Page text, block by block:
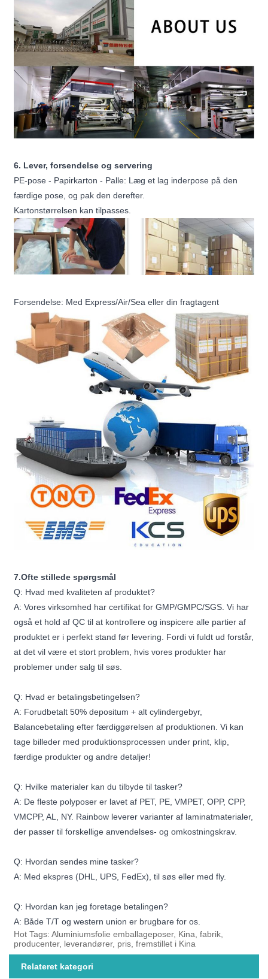
6. Lever, forsendelse og servering
PE-pose - Papirkarton - Palle: Læg et lag inderpose på den
færdige pose, og pak den derefter.
Kartonstørrelsen kan tilpasses.
Forsendelse: Med Express/Air/Sea eller din fragtagent
7.Ofte stillede spørgsmål
Q: Hvad med kvaliteten af ​​produktet?
A: Vores virksomhed har certifikat for GMP/GMPC/SGS. Vi har
også et hold af QC til at kontrollere og inspicere alle partier af
produktet er i perfekt stand før levering. Fordi vi fuldt ud forstår,
at det vil være et stort problem, hvis vores produkter har
problemer under salg til søs.
Q: Hvad er betalingsbetingelsen?
A: Forudbetalt 50% depositum + alt cylindergebyr,
Balancebetaling efter færdiggørelsen af ​​produktionen. Vi kan
tage billeder med produktionsprocessen under print, klip,
færdige produkter og andre detaljer!
Q: Hvilke materialer kan du tilbyde til tasker?
A: De fleste polyposer er lavet af PET, PE, VMPET, OPP, CPP,
VMCPP, AL, NY. Rainbow leverer varianter af laminatmaterialer,
der passer til forskellige anvendelses- og omkostningskrav.
Q: Hvordan sendes mine tasker?
A: Med ekspres (DHL, UPS, FedEx), til søs eller med fly.
Q: Hvordan kan jeg foretage betalingen?
A: Både T/T og western union er brugbare for os.
Hot Tags: Aluminiumsfolie emballageposer, Kina, fabrik,
producenter, leverandører, pris, fremstillet i Kina
Relateret kategori